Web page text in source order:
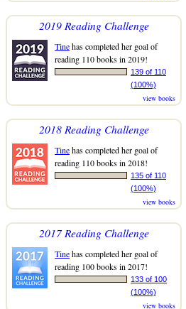
2019 Reading Challenge
Tinehas completed her goal of
reading 110 books in 2019!
139 of 110
(100%)
view books
2018 Reading Challenge
Tinehas completed her goal of
reading 110 books in 2018!
135 of 110
(100%)
view books
2017 Reading Challenge
Tinehas completed her goal of
reading 100 books in 2017!
133 of 100
(100%)
view books